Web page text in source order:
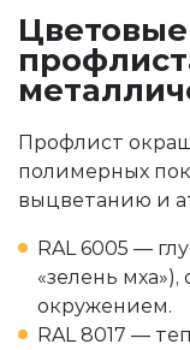
Профлист
полимерных
выцветанию и
RAL 6005 —
«зелень
окружением.
RAL 8017 —